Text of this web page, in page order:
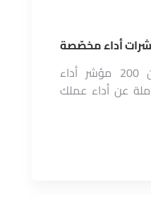
أداء مخصّصة
اختر من بين أكثر من 200 مؤشر أداء
عن أداء عملك